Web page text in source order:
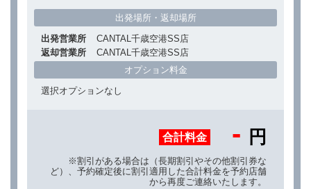
出発場所・返却場所
出発営業所
CANTAL千歳空港SS店
返却営業所
CANTAL千歳空港SS店
オプション料金
選択オプションなし
合計料金 - 円
※割引がある場合は（長期割引やその他割引券な
ど）、予約確定後に割引適用した合計料金を予約店舗
から再度ご連絡いたします。